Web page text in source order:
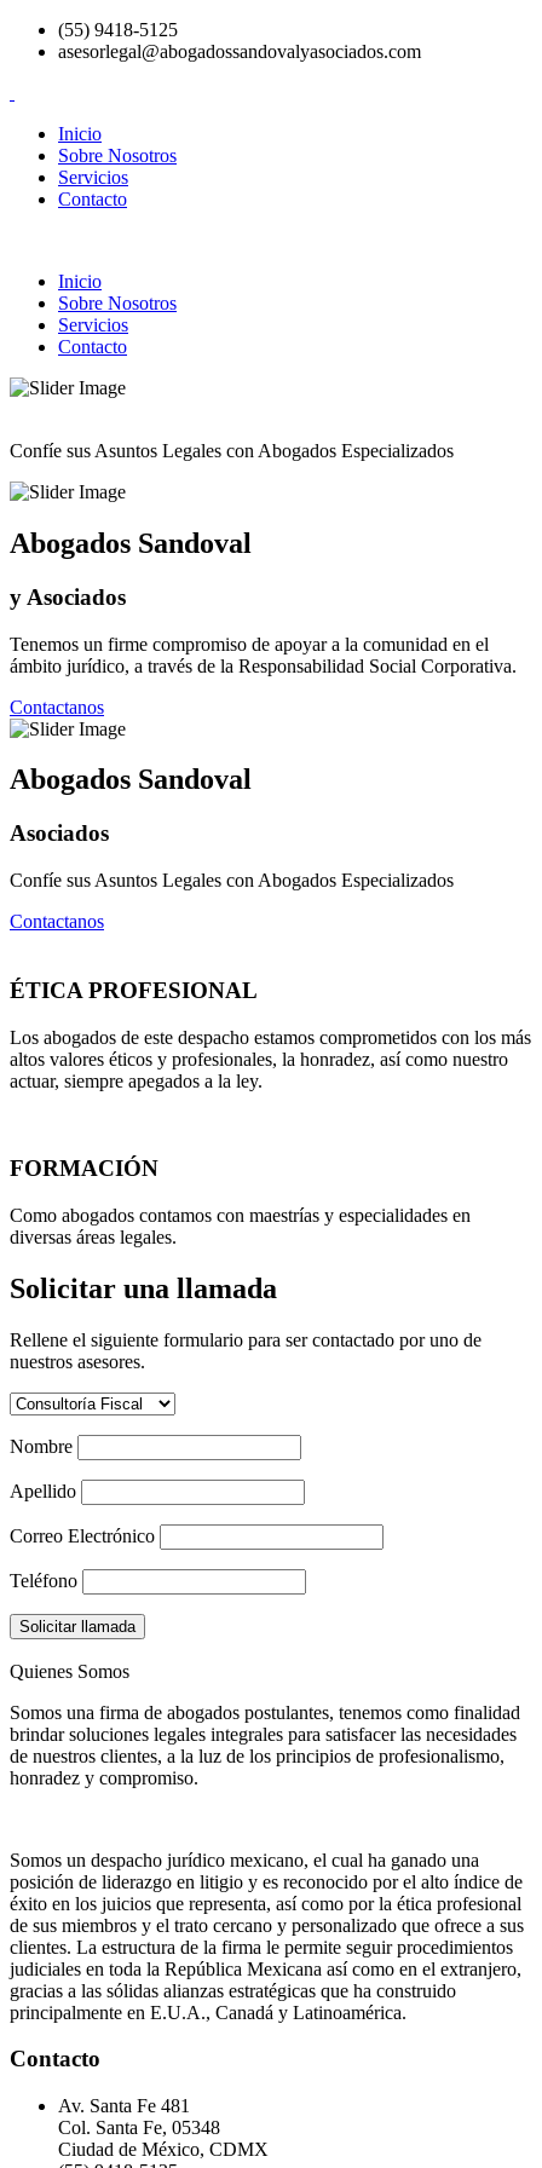
(55) 9418-5125
asesorlegal@abogadossandovalyasociados.com
Inicio
Sobre Nosotros
Servicios
Contacto
Inicio
Sobre Nosotros
Servicios
Contacto
Confíe sus Asuntos Legales con Abogados Especializados
Abogados Sandoval
y Asociados
Tenemos un firme compromiso de apoyar a la comunidad en el
ámbito jurídico, a través de la Responsabilidad Social Corporativa.
Contactanos
Abogados Sandoval
Asociados
Confíe sus Asuntos Legales con Abogados Especializados
Contactanos
ÉTICA PROFESIONAL
Los abogados de este despacho estamos comprometidos con los más
altos valores éticos y profesionales, la honradez, así como nuestro
actuar, siempre apegados a la ley.
FORMACIÓN
Como abogados contamos con maestrías y especialidades en
diversas áreas legales.
Solicitar una llamada
Rellene el siguiente formulario para ser contactado por uno de
nuestros asesores.
Nombre
Apellido
Correo Electrónico
Teléfono
Solicitar llamada
Quienes Somos
Somos una firma de abogados postulantes, tenemos como finalidad
brindar soluciones legales integrales para satisfacer las necesidades
de nuestros clientes, a la luz de los principios de profesionalismo,
honradez y compromiso.
Somos un despacho jurídico mexicano, el cual ha ganado una
posición de liderazgo en litigio y es reconocido por el alto índice de
éxito en los juicios que representa, así como por la ética profesional
de sus miembros y el trato cercano y personalizado que ofrece a sus
clientes. La estructura de la firma le permite seguir procedimientos
judiciales en toda la República Mexicana así como en el extranjero,
gracias a las sólidas alianzas estratégicas que ha construido
principalmente en E.U.A., Canadá y Latinoamérica.
Contacto
Av. Santa Fe 481
Col. Santa Fe, 05348
Ciudad de México, CDMX